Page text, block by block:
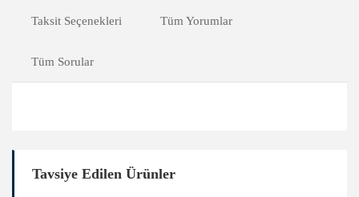
Taksit Seçenekleri Tüm Yorumlar
Tüm Sorular
Tavsiye Edilen Ürünler